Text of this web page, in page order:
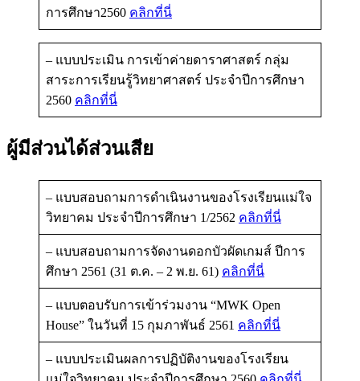
การศึกษา2560 คลิกที่นี่
– แบบประเมิน การเข้าค่ายดาราศาสตร์ กลุ่ม
สาระการเรียนรู้วิทยาศาสตร์ ประจำปีการศึกษา
2560 คลิกที่นี่
ผู้มีส่วนได้ส่วนเสีย
– แบบสอบถามการดำเนินงานของโรงเรียนแม่ใจ
วิทยาคม ประจำปีการศึกษา 1/2562 คลิกที่นี่
– แบบสอบถามการจัดงานดอกบัวผัดเกมส์ ปีการ
ศึกษา 2561 (31 ต.ค. – 2 พ.ย. 61) คลิกที่นี่
– แบบตอบรับการเข้าร่วมงาน “MWK Open
House” ในวันที่ 15 กุมภาพันธ์ 2561 คลิกที่นี่
– แบบประเมินผลการปฏิบัติงานของโรงเรียน